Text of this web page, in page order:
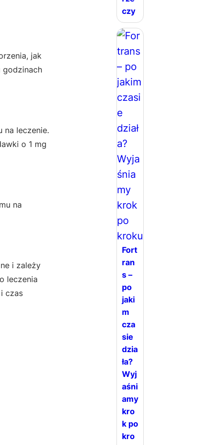
jak
godzinach
na leczenie.
o 1 mg
na
i zależy
leczenia
czas
czy
Fort
ran
s –
po
jaki
m
cza
sie
dzia
ła?
Wyj
aśni
amy
kro
k po
kro